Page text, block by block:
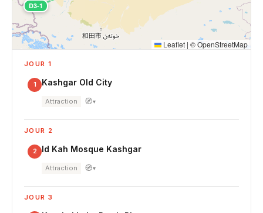
D3-1
Leaflet | ©OpenStreetMap
JOUR 1
1 Kashgar Old City
Attraction 🧭▾
JOUR 2
2 Id Kah Mosque Kashgar
Attraction 🧭▾
JOUR 3